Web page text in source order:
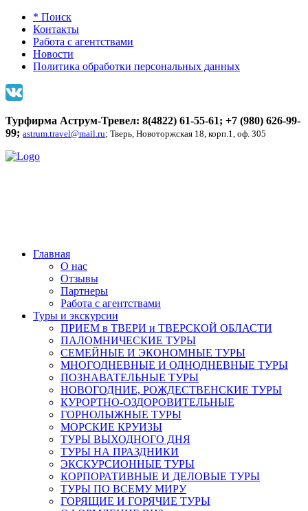
* Поиск
Контакты
Работа с агентствами
Новости
Политика обработки персональных данных
Турфирма Аструм-Тревел: 8(4822) 61-55-61; +7 (980) 626-99-
99; astrum.travel@mail.ru; Тверь, Новоторжская 18, корп.1, оф. 305
Главная
О нас
Отзывы
Партнеры
Работа с агентствами
Туры и экскурсии
ПРИЕМ в ТВЕРИ и ТВЕРСКОЙ ОБЛАСТИ
ПАЛОМНИЧЕСКИЕ ТУРЫ
СЕМЕЙНЫЕ И ЭКОНОМНЫЕ ТУРЫ
МНОГОДНЕВНЫЕ И ОДНОДНЕВНЫЕ ТУРЫ
ПОЗНАВАТЕЛЬНЫЕ ТУРЫ
НОВОГОДНИЕ, РОЖДЕСТВЕНСКИЕ ТУРЫ
КУРОРТНО-ОЗДОРОВИТЕЛЬНЫЕ
ГОРНОЛЫЖНЫЕ ТУРЫ
МОРСКИЕ КРУИЗЫ
ТУРЫ ВЫХОДНОГО ДНЯ
ТУРЫ НА ПРАЗДНИКИ
ЭКСКУРСИОННЫЕ ТУРЫ
КОРПОРАТИВНЫЕ И ДЕЛОВЫЕ ТУРЫ
ТУРЫ ПО ВСЕМУ МИРУ
ГОРЯЩИЕ И ГОРЯЧИЕ ТУРЫ